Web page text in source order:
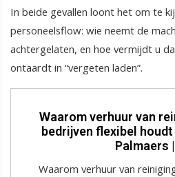
In beide gevallen loont het om te
personeelsflow: wie neemt de
achtergelaten, en hoe vermijdt u
ontaardt in “vergeten laden”.
Waarom verhuur van
bedrijven flexibel
Palmaers
Waarom verhuur van